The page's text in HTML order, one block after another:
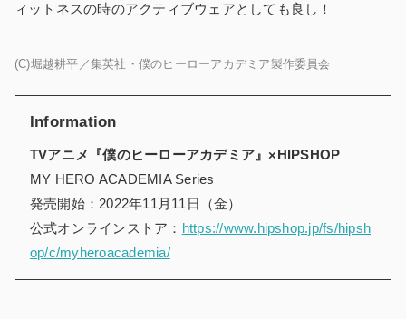
ィットネスの時のアクティブウェアとしても良し！
(C)堀越耕平／集英社・僕のヒーローアカデミア製作委員会
Information
TVアニメ『僕のヒーローアカデミア』×HIPSHOP
MY HERO ACADEMIA Series
発売開始：2022年11月11日（金）
公式オンラインストア： https://www.hipshop.jp/fs/hipsh
op/c/myheroacademia/